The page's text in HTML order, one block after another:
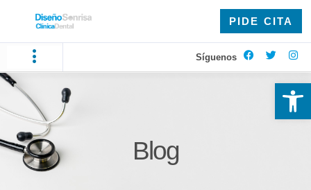
PIDE CITA
Síguenos
Blog